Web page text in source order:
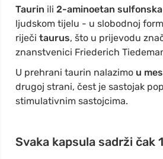
Taurin ili 2-aminoetan
ljudskom tijelu - u slobodnoj
riječi taurus, što u prijevodu
znanstvenici Friederich
U prehrani taurin nalazimo u
drugoj strani, čest je sastojak
stimulativnim sastojcima.
Svaka kapsula sadrži čak